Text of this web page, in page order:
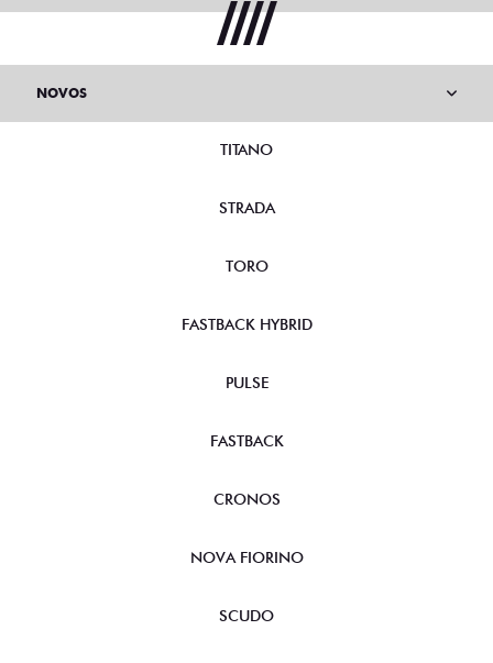
NOVOS
TITANO
STRADA
TORO
FASTBACK HYBRID
PULSE
FASTBACK
CRONOS
NOVA FIORINO
SCUDO